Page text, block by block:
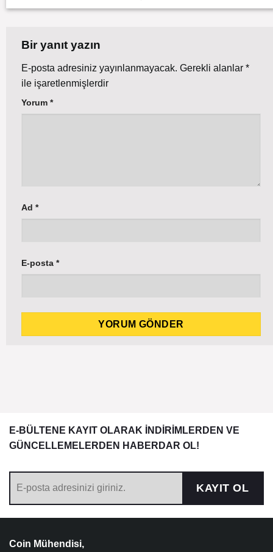
Bir yanıt yazın
E-posta adresiniz yayınlanmayacak. Gerekli alanlar *
ile işaretlenmişlerdir
Yorum *
Ad *
E-posta *
E-BÜLTENE KAYIT OLARAK İNDİRİMLERDEN VE
GÜNCELLEMELERDEN HABERDAR OL!
KAYIT OL
Coin Mühendisi,